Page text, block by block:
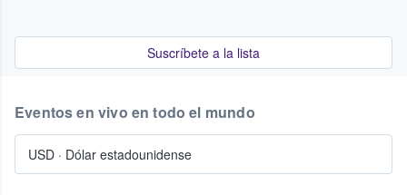
Suscríbete a la lista
Eventos en vivo en todo el mundo
USD · Dólar estadounidense